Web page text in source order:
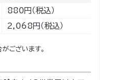
880円（税込）
2,068円（税込）
ございます。